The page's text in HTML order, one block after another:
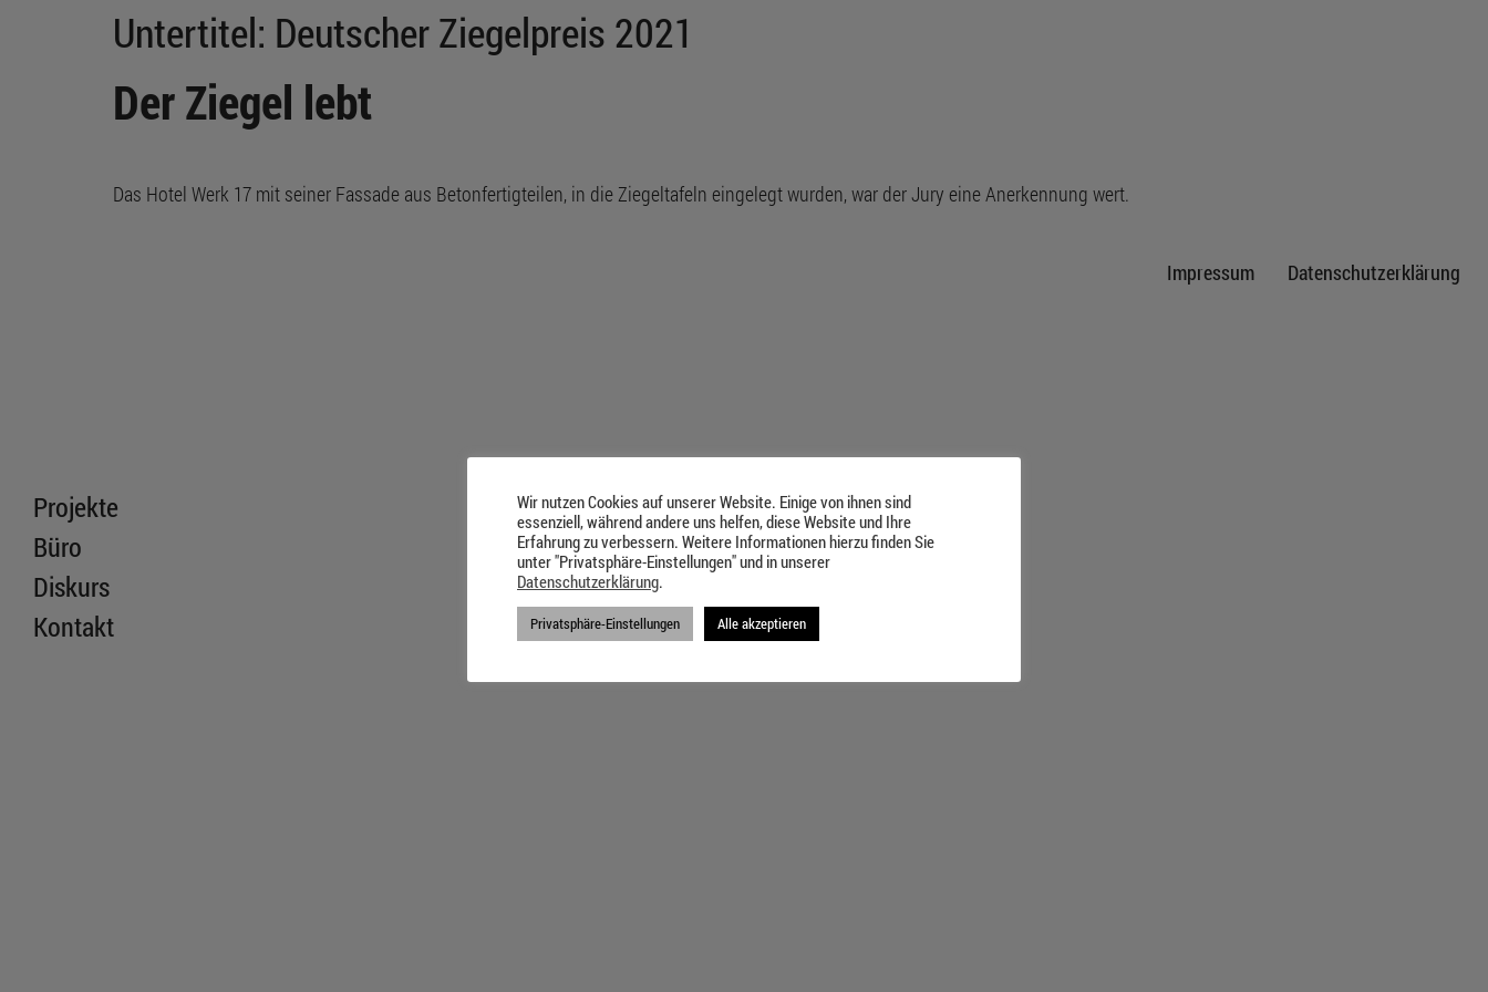
Projekte
Büro
Diskurs
Kontakt
Untertitel: Deutscher Ziegelpreis 2021
Der Ziegel lebt
Das Hotel Werk 17 mit seiner Fassade aus Betonfertigteilen, in die Ziegeltafeln eingelegt wurden, war der Jury eine Anerkennung wert.
Impressum Datenschutzerklärung
Wir nutzen Cookies auf unserer Website. Einige von ihnen sind
essenziell, während andere uns helfen, diese Website und Ihre
Erfahrung zu verbessern. Weitere Informationen hierzu finden Sie
unter "Privatsphäre-Einstellungen" und in unserer
Datenschutzerklärung.
Privatsphäre-Einstellungen Alle akzeptieren